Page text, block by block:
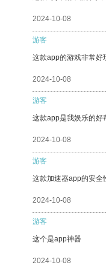
2024-10-08
游客
这款app的游戏非常好
2024-10-08
游客
这款app是我娱乐的好
2024-10-08
游客
这款加速器app的安全
2024-10-08
游客
这个是app神器
2024-10-08